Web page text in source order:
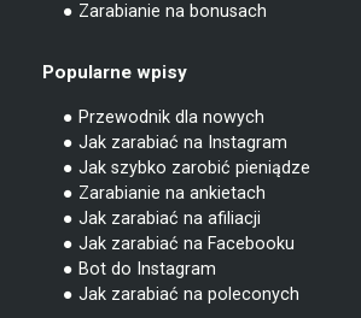
● Zarabianie na bonusach
Popularne wpisy
● Przewodnik dla nowych
● Jak zarabiać na Instagram
● Jak szybko zarobić pieniądze
● Zarabianie na ankietach
● Jak zarabiać na afiliacji
● Jak zarabiać na Facebooku
● Bot do Instagram
● Jak zarabiać na poleconych